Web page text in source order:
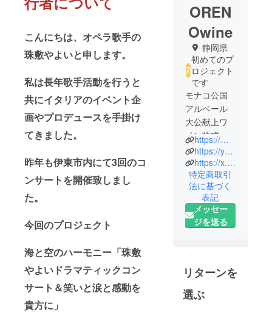
こんにちは、オペラ歌手の
珠敷やよいと申します。
私は長年歌手活動を行うと
共にイタリアのイベント企
画やプロデュースを手掛け
てきました。
昨年も伊東市内にて3回のコ
ンサートを開催致しまし
た。
今回のプロジェクト
海と空のハーモニー「珠敷
やよいドラマティックコン
サート＆笑いと涙と感動を
貴方に」
OREN
Owine
静岡県
初めてのプ
ロジェクト
です
モナコ公国
アルベール
大公献上ワ
イン株式会
社ミカ
ヴィーノ営
業本部長
貴族のイタ
リアワイン
世界独占販
売権取得
役者☆イベ
ント企画プ
ロデュース
https://mica-vino.site/
https://yayoi-kawasaki.ciao.jp/
https://x.com/micawain841
特定商取引
法に基づく
表記
メッセー
ジを送る
リターンを
選ぶ